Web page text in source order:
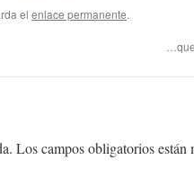
el enlace permanente.
Los campos obligatorios están